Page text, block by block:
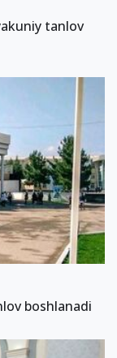
tanlov
boshlanadi